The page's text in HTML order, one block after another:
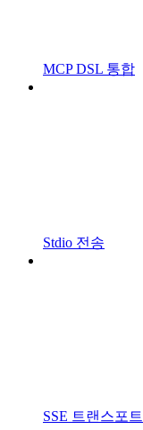
MCP DSL 통합
Stdio 전송
SSE 트랜스포트